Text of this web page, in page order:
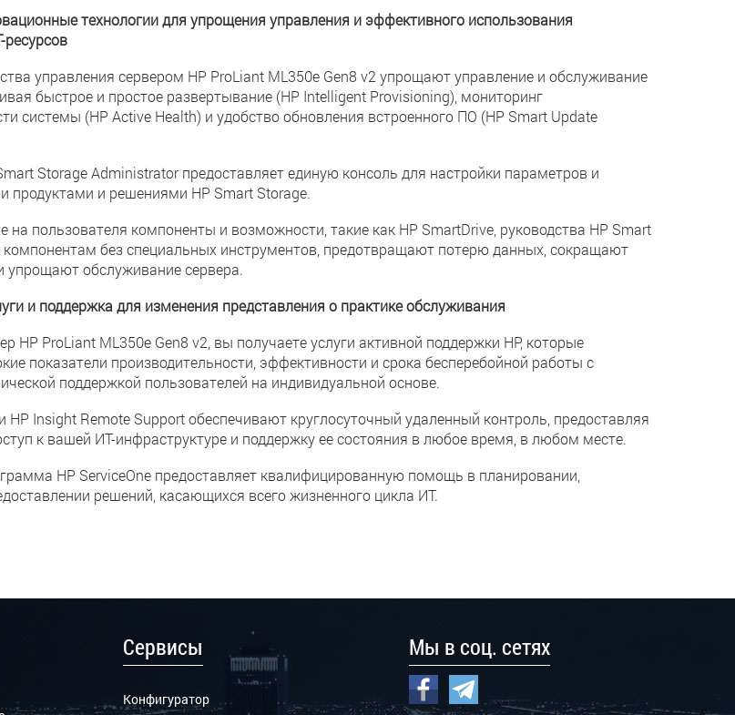
технологии для упрощения управления и эффективного использования
управления сервером HP ProLiant ML350e Gen8 v2 упрощают управление и обслуживание
быстрое и простое развертывание (HP Intelligent Provisioning), мониторинг
системы (HP Active Health) и удобство обновления встроенного ПО (HP Smart Update
Storage Administrator предоставляет единую консоль для настройки параметров и
продуктами и решениями HP Smart Storage.
на пользователя компоненты и возможности, такие как HP SmartDrive, руководства HP Smart
компонентам без специальных инструментов, предотвращают потерю данных, сокращают
упрощают обслуживание сервера.
и поддержка для изменения представления о практике обслуживания
HP ProLiant ML350e Gen8 v2, вы получаете услуги активной поддержки HP, которые
показатели производительности, эффективности и срока бесперебойной работы с
поддержкой пользователей на индивидуальной основе.
HP Insight Remote Support обеспечивают круглосуточный удаленный контроль, предоставляя
к вашей ИТ-инфраструктуре и поддержку ее состояния в любое время, в любом месте.
HP ServiceOne предоставляет квалифицированную помощь в планировании,
решений, касающихся всего жизненного цикла ИТ.
Сервисы
Конфигуратор
Мы в соц. сетях